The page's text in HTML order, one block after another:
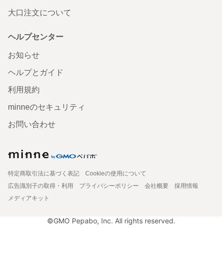
大口注文について
ヘルプセンター
お知らせ
ヘルプとガイド
利用規約
minneのセキュリティ
お問い合わせ
特定商取引法に基づく表記
Cookieの使用について
広告識別子の取得・利用
プライバシーポリシー 会社概要
採用情報
メディアキット
©GMO Pepabo, Inc. All rights reserved.